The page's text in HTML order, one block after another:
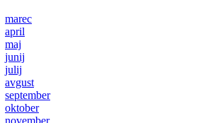
marec
april
maj
junij
julij
avgust
september
oktober
november